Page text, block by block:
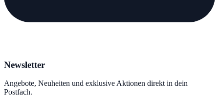
Newsletter
Angebote, Neuheiten und exklusive Aktionen direkt in dein
Postfach.